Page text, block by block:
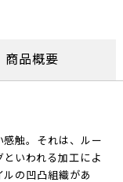
商品概要
触。それは、ルー
いわれる加工によ
の凹凸組織があ